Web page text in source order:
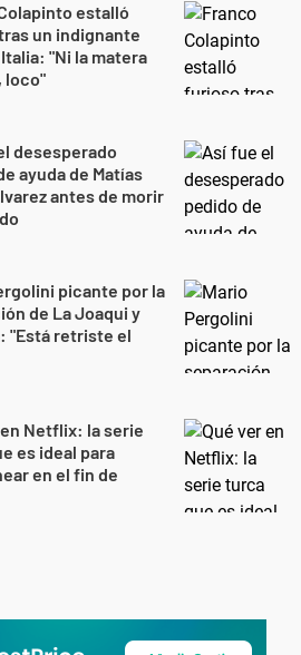
estalló
un indignante
"Ni la matera
loco"
desesperado
ayuda de Matías
antes de morir
picante por la
de La Joaqui y
"Está retriste el
Netflix: la serie
es ideal para
en el fin de